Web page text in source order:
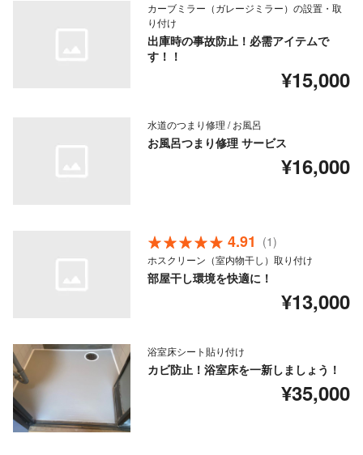
カーブミラー（ガレージミラー）の設置・取
り付け
出庫時の事故防止！必需アイテムで
す！！
¥15,000
水道のつまり修理 / お風呂
お風呂つまり修理 サービス
¥16,000
4.91 (1)
ホスクリーン（室内物干し）取り付け
部屋干し環境を快適に！
¥13,000
浴室床シート貼り付け
カビ防止！浴室床を一新しましょう！
¥35,000